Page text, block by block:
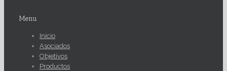
Menu
Inicio
Asociados
Objetivos
Productos